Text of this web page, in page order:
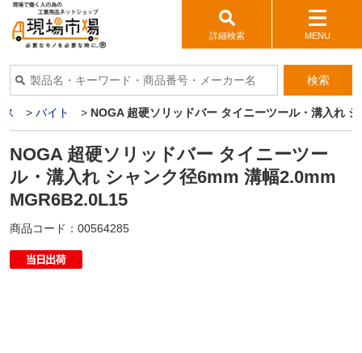
詳細検索 MENU
検索
> バイト > NOGA 超硬ソリッドバー タイニーツール・溝入れ
NOGA 超硬ソリッドバー タイニーツー
ル・溝入れ シャンク径6mm 溝幅2.0mm
MGR6B2.0L15
商品コード： 00564285